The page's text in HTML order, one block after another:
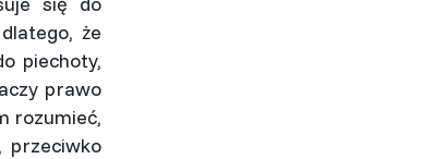
że
piechoty,
prawo
rozumieć,
przeciwko